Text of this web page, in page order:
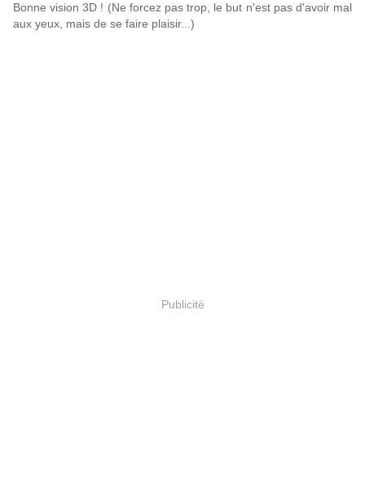
Bonne vision 3D ! (Ne forcez pas trop, le but n'est pas d'avoir mal
aux yeux, mais de se faire plaisir...)
Publicité